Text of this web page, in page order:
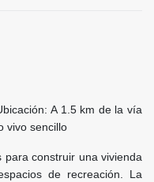
A 1.5 km de la vía
vivo sencillo
para construir una vivienda
de recreación. La